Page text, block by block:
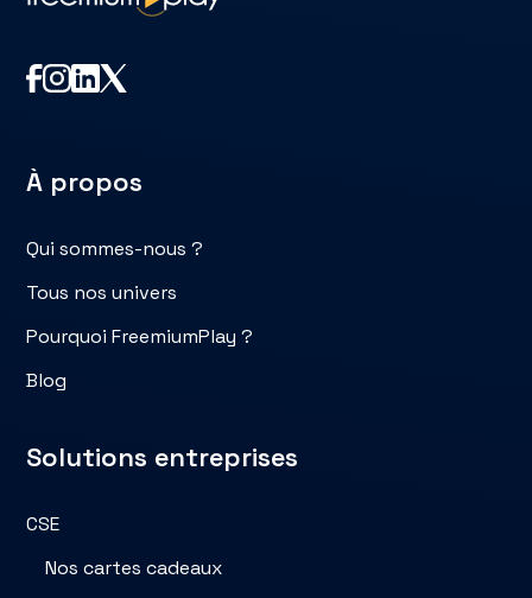
À propos
Qui sommes-nous ?
Tous nos univers
Pourquoi FreemiumPlay ?
Blog
Solutions entreprises
CSE
Nos cartes cadeaux